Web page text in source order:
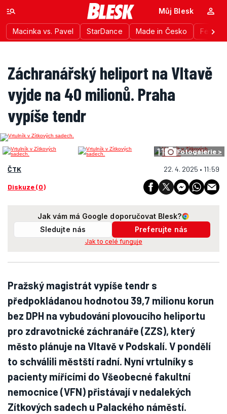
Macinka vs. Pavel StarDance Made in Česko
Můj Blesk
Záchranářský heliport na Vltavě
vyjde na 40 milionů. Praha
vypíše tendr
11 Fotogalerie >
ČTK 22. 4. 2025 • 11:59
Diskuze (0)
Jak vám má Google doporučovat Blesk?
Sledujte nás
Preferujte nás
Jak to celé funguje
Pražský magistrát vypíše tendr s
předpokládanou hodnotou 39,7 milionu korun
bez DPH na vybudování plovoucího heliportu
pro zdravotnické záchranáře (ZZS), který
město plánuje na Vltavě v Podskalí. V pondělí
to schválili městští radní. Nyní vrtulníky s
pacienty mířícími do Všeobecné fakultní
nemocnice (VFN) přistávají v nedalekých
Zítkových sadech u Palackého náměstí.